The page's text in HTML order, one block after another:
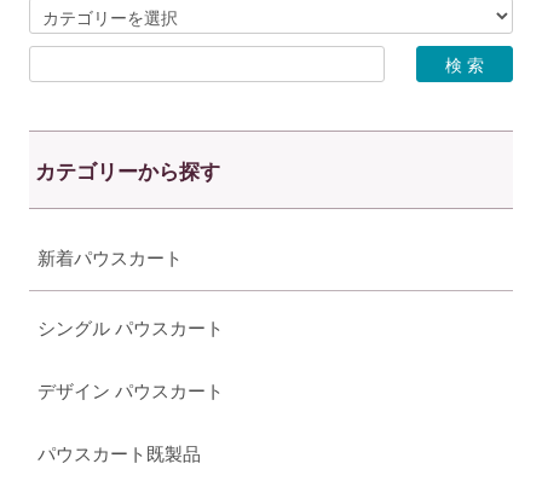
カテゴリーから探す
新着パウスカート
シングル パウスカート
デザイン パウスカート
パウスカート既製品